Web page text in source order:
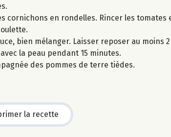
cornichons en rondelles. Rincer les
bien mélanger. Laisser reposer au moins
la peau pendant 15 minutes.
des pommes de terre tièdes.
la recette